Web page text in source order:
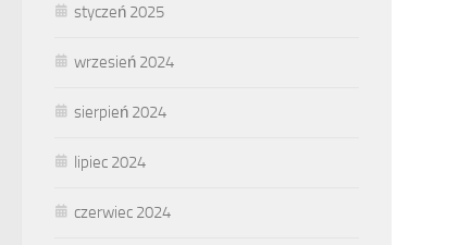
styczeń 2025
wrzesień 2024
sierpień 2024
lipiec 2024
czerwiec 2024